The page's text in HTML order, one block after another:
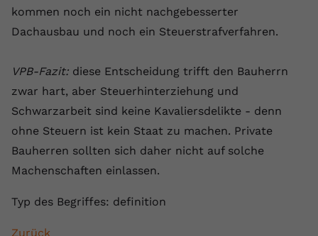
kommen noch ein nicht nachgebesserter
Dachausbau und noch ein Steuerstrafverfahren.
VPB-Fazit: diese Entscheidung trifft den Bauherrn
zwar hart, aber Steuerhinterziehung und
Schwarzarbeit sind keine Kavaliersdelikte - denn
ohne Steuern ist kein Staat zu machen. Private
Bauherren sollten sich daher nicht auf solche
Machenschaften einlassen.
Typ des Begriffes: definition
Zurück
eingebettete YouTube-Videos und
registriert anonyme statistische Daten.
Name yt-remote-device-id
Anbieter Youtube.com
Laufzeit Session
Videopräferenzen des Benutzers zu
Videos verwendet.